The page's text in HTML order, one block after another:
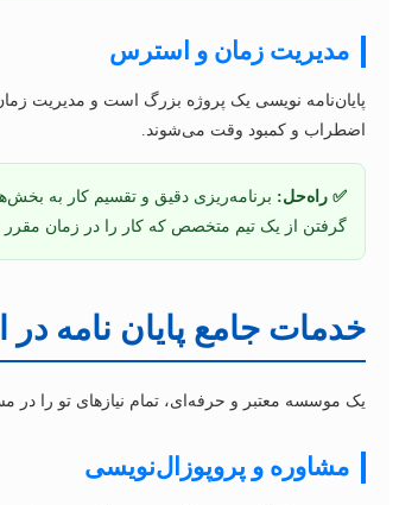
مدیریت زمان و استرس
پایان‌نامه نویسی یک پروژه بزرگ است و مدیریت
اضطراب و کمبود وقت می‌شوند.
✅ راه‌حل: برنامه‌ریزی دقیق و تقسیم کار به
گرفتن از یک تیم متخصص که کار را در زمان
خدمات جامع پایان نامه در
یک موسسه معتبر و حرفه‌ای، تمام نیازهای تو را
مشاوره و پروپوزال‌نویسی